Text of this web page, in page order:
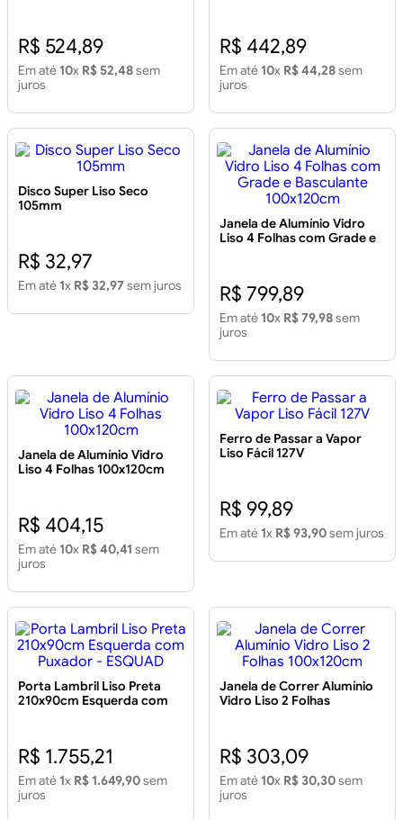
R$ 524,89
Em até 10x R$ 52,48sem
juros
R$ 442,89
Em até 10x R$ 44,28sem
juros
Disco Super Liso Seco
105mm
R$ 32,97
Em até 1x R$ 32,97 sem juros
Janela de Alumínio Vidro
Liso 4 Folhas com Grade e
R$ 799,89
Em até 10x R$ 79,98sem
juros
Janela de Alumínio Vidro
Liso 4 Folhas 100x120cm
R$ 404,15
Em até 10x R$ 40,41 sem
juros
Ferro de Passar a Vapor
Liso Fácil 127V
R$ 99,89
Em até 1x R$ 93,90sem juros
Porta Lambril Liso Preta
210x90cm Esquerda com
R$ 1.755,21
Em até 1x R$ 1.649,90sem
juros
Janela de Correr Alumínio
Vidro Liso 2 Folhas
R$ 303,09
Em até 10x R$ 30,30sem
juros